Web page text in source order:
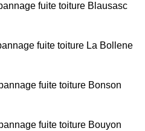
fuite toiture Blausasc
fuite toiture La Bollene
fuite toiture Bonson
fuite toiture Bouyon